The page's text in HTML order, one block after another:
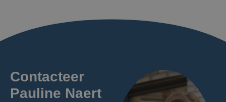
Contacteer
Pauline Naert